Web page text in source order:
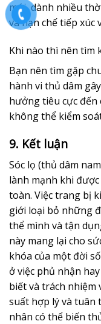
mới, dành nhiều
và hạn chế tiếp xúc
Khi nào thì nên tìm
Bạn nên tìm gặp
hành vi thủ dâm
hưởng tiêu cực đến
không thể kiểm
9. Kết luận
Sóc lọ (thủ dâm
lành mạnh khi
toàn. Việc trang bị
giới loại bỏ những
thể mình và tận
này mang lại cho
khóa của một đời
ở việc phủ nhận
biết và trách nhiệm
suất hợp lý và tuân
nhân có thể biến